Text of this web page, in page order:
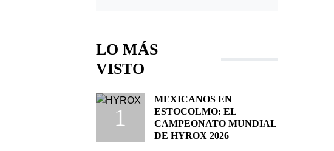
LO MÁS
VISTO
MEXICANOS EN
ESTOCOLMO: EL
CAMPEONATO MUNDIAL
DE HYROX 2026